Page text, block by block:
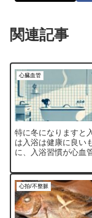
関連記事
心臓血管
特に冬になりますと
は入浴は健康に良い
に、入浴習慣が心血
患...
心拍/不整脈